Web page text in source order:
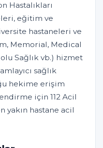
Hastalıkları
eğitim ve
hastaneleri ve
Memorial, Medical
Sağlık vb.) hizmet
sağlık
hekime erişim
için 112 Acil
yakın hastane acil